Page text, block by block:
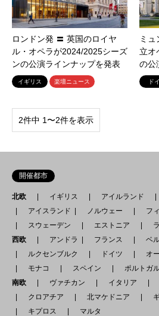
ロンドン発 〓 英国のロイヤ
ル・オペラが2024/2025シーズ
ンの公演ラインナップを発表
イギリス 楽壇ニュース
ミ
立オ
の公
ド
2件中 1〜2件を表示
開催都市
北欧 イギリス アイルランド
アイスランド
ノルウェー
フ
スウェーデン
エストニア
西欧
アンドラ フランス ベ
ルクセンブルク
ドイツ オ
モナコ
スペイン
ポルトガ
南欧
ヴァチカン イタリア
クロアチア
北マケドニア
キプロス
マルタ